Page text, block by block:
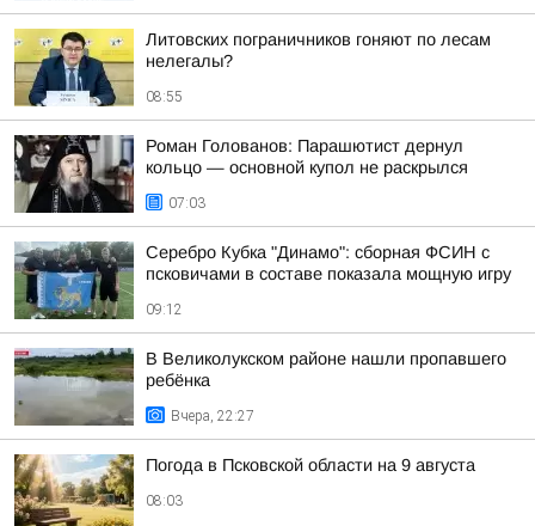
Литовских пограничников гоняют по лесам
нелегалы?
08:55
Роман Голованов: Парашютист дернул
кольцо — основной купол не раскрылся
07:03
Серебро Кубка "Динамо": сборная ФСИН с
псковичами в составе показала мощную игру
09:12
В Великолукском районе нашли пропавшего
ребёнка
Вчера, 22:27
Погода в Псковской области на 9 августа
08:03